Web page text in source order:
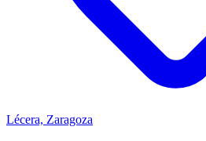
Lécera, Zaragoza